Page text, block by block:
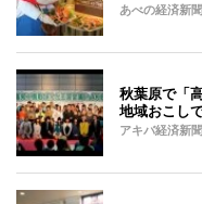
あべの経済新聞
秋葉原で「
地域おこし
アキバ経済新聞